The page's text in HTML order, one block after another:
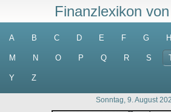
Finanzlexikon
A B C D E F G H
M N O P Q R S
Y Z
Sonntag, 9. August